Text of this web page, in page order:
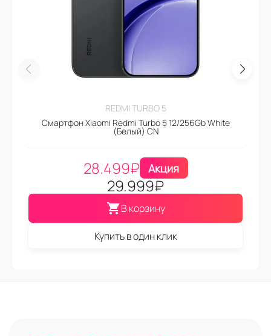
REDMI TURBO 5
Смартфон Xiaomi Redmi Turbo 5 12/256Gb White
(Белый) CN
28.499₽ Акция
29.999₽
В корзину
Купить в один клик